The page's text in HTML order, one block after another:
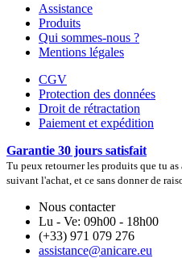
Assistance
Produits
Qui sommes-nous ?
Mentions légales
CGV
Protection des données
Droit de rétractation
Paiement et expédition
Garantie 30 jours satisfait
Tu peux retourner les produits que tu
suivant l'achat, et ce sans donner de
Nous contacter
Lu - Ve: 09h00 - 18h00
(+33) 971 079 276
assistance@anicare.eu